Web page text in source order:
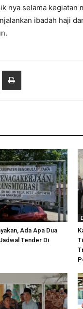
nya selama kegiatan
ibadah haji
Ada Apa Dua
Tender Di